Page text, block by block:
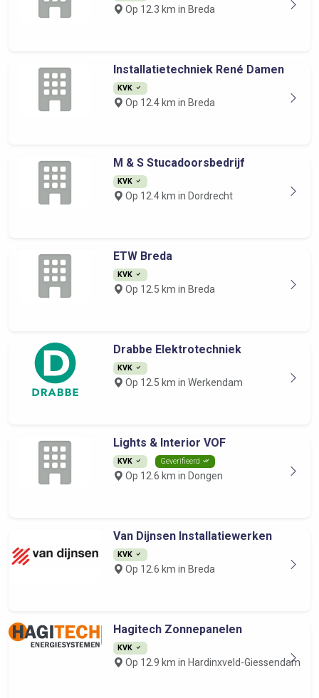
Op 12.3 km in Breda
Installatietechniek René Damen
KVK
Op 12.4 km in Breda
M & S Stucadoorsbedrijf
KVK
Op 12.4 km in Dordrecht
ETW Breda
KVK
Op 12.5 km in Breda
Drabbe Elektrotechniek
KVK
Op 12.5 km in Werkendam
Lights & Interior VOF
KVK Geverifieerd
Op 12.6 km in Dongen
Van Dijnsen Installatiewerken
KVK
Op 12.6 km in Breda
Hagitech Zonnepanelen
KVK
Op 12.9 km in Hardinxveld-Giessendam